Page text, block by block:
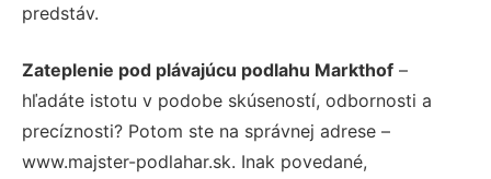
predstáv.
Zateplenie pod plávajúcu podlahu Markthof –
hľadáte istotu v podobe skúseností, odbornosti a
precíznosti? Potom ste na správnej adrese –
www.majster-podlahar.sk. Inak povedané,